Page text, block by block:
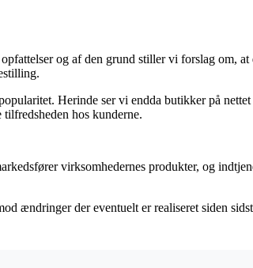
og af den grund stiller vi forslag om, at
Herinde ser vi endda butikker på
hos kunderne.
virksomhedernes produkter, og
ændringer der eventuelt er realiseret siden